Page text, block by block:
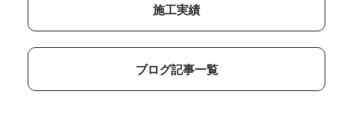
施工実績
ブログ記事一覧